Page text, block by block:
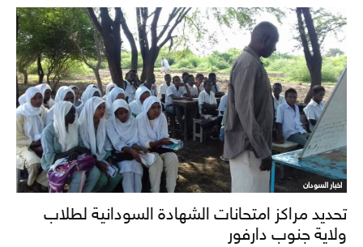
اخبار السودان
تحديد مراكز امتحانات الشهادة السودانية لطلاب
ولاية جنوب دارفور